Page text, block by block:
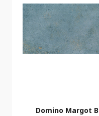
Domino Margot